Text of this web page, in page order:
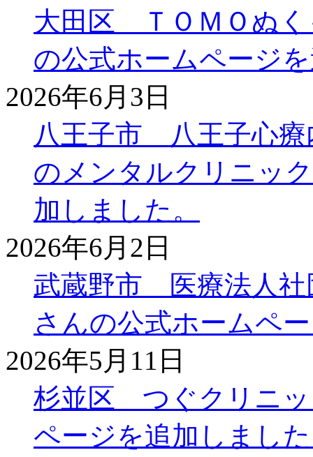
大田区 ＴＯＭＯぬく
の公式ホームページ
2026年6月3日
八王子市 八王子心療
のメンタルクリニッ
加しました。
2026年6月2日
武蔵野市 医療法人
さんの公式ホームペ
2026年5月11日
杉並区 つぐクリニッ
ページを追加しまし